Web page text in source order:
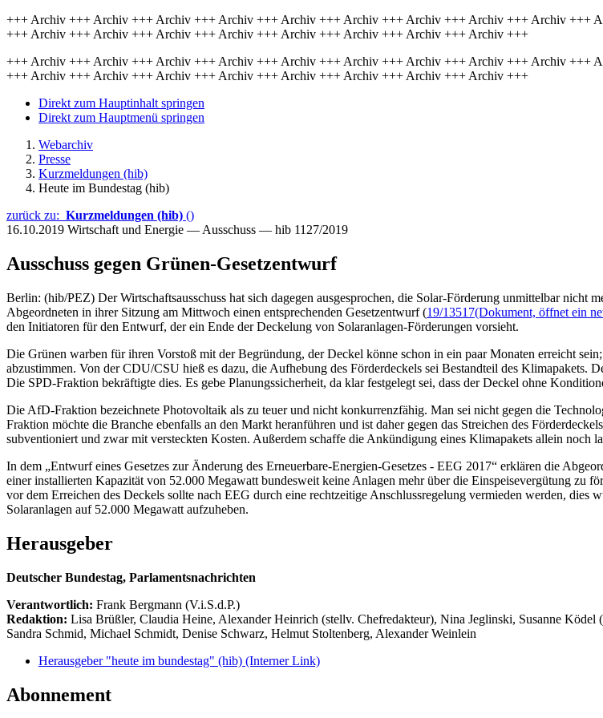
+++ Archiv +++ Archiv +++ Archiv +++ Archiv +++ Archiv +++ Archiv +++ Archiv +++ Archiv +++ Archiv
+++ Archiv +++ Archiv +++ Archiv +++ Archiv +++ Archiv +++ Archiv +++ Archiv +++ Archiv +++
+++ Archiv +++ Archiv +++ Archiv +++ Archiv +++ Archiv +++ Archiv +++ Archiv +++ Archiv +++ Archiv
+++ Archiv +++ Archiv +++ Archiv +++ Archiv +++ Archiv +++ Archiv +++ Archiv +++ Archiv +++
Direkt zum Hauptinhalt springen
Direkt zum Hauptmenü springen
Webarchiv
Presse
Kurzmeldungen (hib)
Heute im Bundestag (hib)
zurück zu: Kurzmeldungen (hib) ()
16.10.2019 Wirtschaft und Energie — Ausschuss — hib 1127/2019
Ausschuss gegen Grünen-Gesetzentwurf
Berlin: (hib/PEZ) Der Wirtschaftsausschuss hat sich dagegen ausgesprochen, die Solar-Förderung unmittelbar
Abgeordneten in ihrer Sitzung am Mittwoch einen entsprechenden Gesetzentwurf (19/13517(Dokument, öffnet ein
den Initiatoren für den Entwurf, der ein Ende der Deckelung von Solaranlagen-Förderungen vorsieht.
Die Grünen warben für ihren Vorstoß mit der Begründung, der Deckel könne schon in ein paar Monaten erreicht
abzustimmen. Von der CDU/CSU hieß es dazu, die Aufhebung des Förderdeckels sei Bestandteil des Klimapakets.
Die SPD-Fraktion bekräftigte dies. Es gebe Planungssicherheit, da klar festgelegt sei, dass der Deckel ohne
Die AfD-Fraktion bezeichnete Photovoltaik als zu teuer und nicht konkurrenzfähig. Man sei nicht gegen die
Fraktion möchte die Branche ebenfalls an den Markt heranführen und ist daher gegen das Streichen des
subventioniert und zwar mit versteckten Kosten. Außerdem schaffe die Ankündigung eines Klimapakets allein noch
In dem „Entwurf eines Gesetzes zur Änderung des Erneuerbare-Energien-Gesetzes - EEG 2017“ erklären die
einer installierten Kapazität von 52.000 Megawatt bundesweit keine Anlagen mehr über die Einspeisevergütung zu
vor dem Erreichen des Deckels sollte nach EEG durch eine rechtzeitige Anschlussregelung vermieden werden,
Solaranlagen auf 52.000 Megawatt aufzuheben.
Herausgeber
Deutscher Bundestag, Parlamentsnachrichten
Verantwortlich: Frank Bergmann (V.i.S.d.P.)
Redaktion: Lisa Brüßler, Claudia Heine, Alexander Heinrich (stellv. Chefredakteur), Nina Jeglinski, Susanne Ködel
Sandra Schmid, Michael Schmidt, Denise Schwarz, Helmut Stoltenberg, Alexander Weinlein
Herausgeber "heute im bundestag" (hib) (Interner Link)
Abonnement